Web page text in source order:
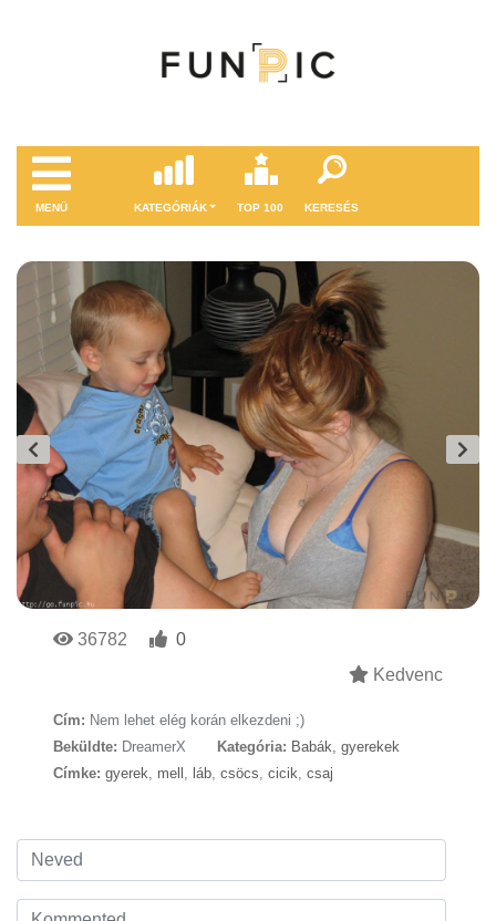
MENÜ KATEGÓRIÁK TOP 100 KERESÉS
36782
0
Kedvenc
Cím: Nem lehet elég korán elkezdeni ;)
Beküldte: DreamerX Kategória: Babák, gyerekek
Címke: gyerek mell láb csöcs cicik csaj